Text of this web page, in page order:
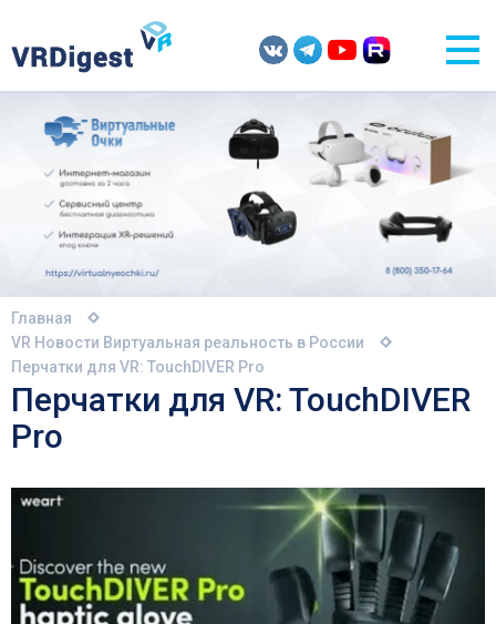
Главная
VR Новости Виртуальная реальность в России
Перчатки для VR: TouchDIVER Pro
Перчатки для VR: TouchDIVER
Pro